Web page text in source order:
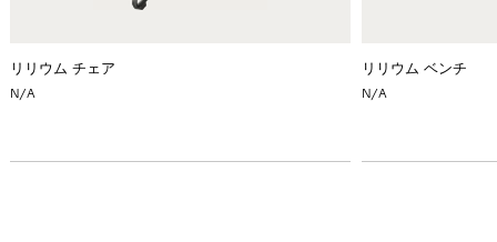
リリウム チェア
N/A
リリウム ベンチ
N/A